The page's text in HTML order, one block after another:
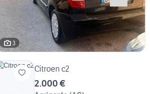
3
Citroen c2
2.000 €